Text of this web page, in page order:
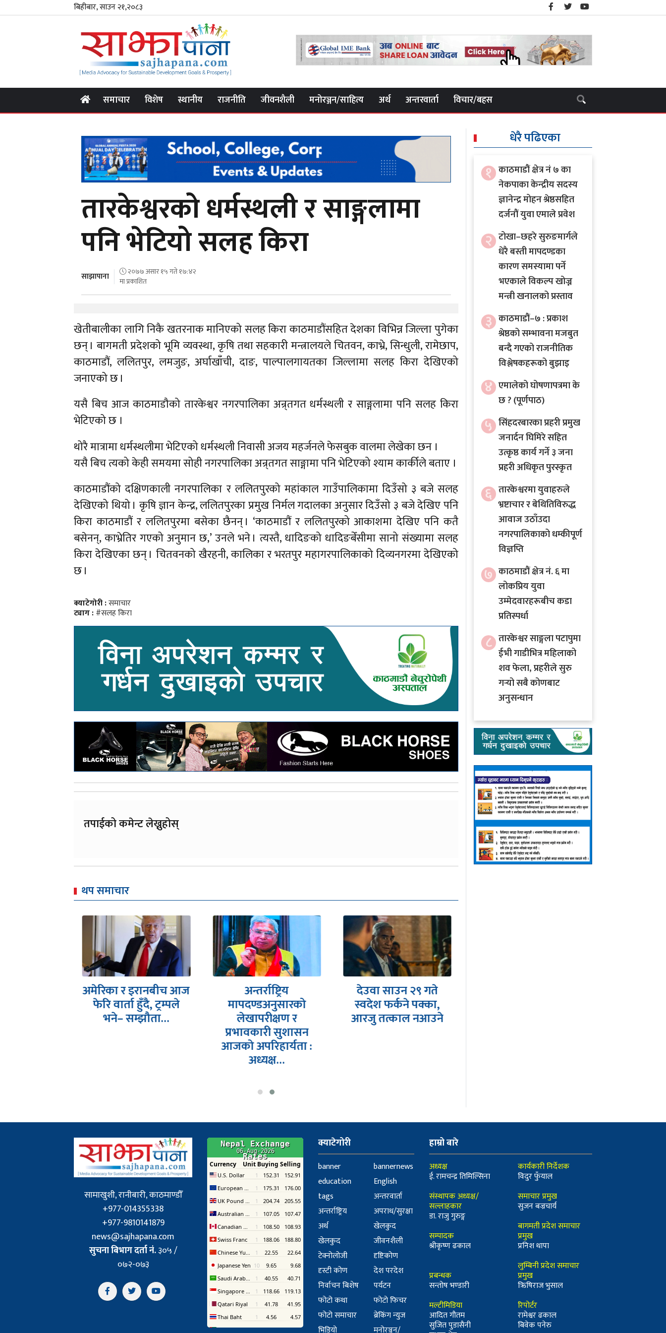
बिहीबार, साउन २१,२०८३
समाचार विशेष स्थानीय राजनीति जीवनशैली मनोरञ्जन/साहित्य अर्थ अन्तरवार्ता विचार/बहस
तारकेश्वरको धर्मस्थली र साङ्गलामा
पनि भेटियो सलह किरा
साझापाना
२०७७ असार १५ गते १७:४२
मा प्रकाशित
खेतीबालीका लागि निकै खतरनाक मानिएको सलह किरा काठमाडौंसहित देशका विभिन्न जिल्ला पुगेका
छन् । बागमती प्रदेशको भूमि व्यवस्था, कृषि तथा सहकारी मन्त्रालयले चितवन, काभ्रे, सिन्धुली, रामेछाप,
काठमाडौं, ललितपुर, लमजुङ, अर्घाखाँची, दाङ, पाल्पालगायतका जिल्लामा सलह किरा देखिएको
जनाएको छ ।
यसै बिच आज काठमाडौको तारकेश्वर नगरपालिका अन्र्तगत धर्मस्थली र साङ्गलामा पनि सलह किरा
भेटिएको छ ।
थोरै मात्रामा धर्मस्थलीमा भेटिएको धर्मस्थली निवासी अजय महर्जनले फेसबुक वालमा लेखेका छन ।
यसै बिच त्यको केही समयमा सोही नगरपालिका अन्र्तगत साङ्गामा पनि भेटिएको श्याम कार्कीले बताए ।
काठमाडौंको दक्षिणकाली नगरपालिका र ललितपुरको महांकाल गाउँपालिकामा दिउँसो ३ बजे सलह
देखिएको थियो । कृषि ज्ञान केन्द्र, ललितपुरका प्रमुख निर्मल गदालका अनुसार दिउँसो ३ बजे देखिए पनि
किरा काठमाडौं र ललितपुरमा बसेका छैनन् । ‘काठमाडौं र ललितपुरको आकाशमा देखिए पनि कतै
बसेनन्, काभ्रेतिर गएको अनुमान छ,’ उनले भने । त्यस्तै, धादिङको धादिङबेँसीमा सानो संख्यामा सलह
किरा देखिएका छन् । चितवनको खैरहनी, कालिका र भरतपुर महागरपालिकाको दिव्यनगरमा देखिएको
छ ।
क्याटेगोरी :समाचार
ट्याग :#सलह किरा
तपाईको कमेन्ट लेख्नुहोस्
थप समाचार
अमेरिका र इरानबीच आज
फेरि वार्ता हुँदै, ट्रम्पले
भने– सम्झौता…
अन्तर्राष्ट्रिय
मापदण्डअनुसारको
लेखापरीक्षण र
प्रभावकारी सुशासन
आजको अपरिहार्यता :
अध्यक्ष…
देउवा साउन २९ गते
स्वदेश फर्कने पक्का,
आरजु तत्काल नआउने
धेरै पढिएका
१ काठमाडौं क्षेत्र नं ७ का
नेकपाका केन्द्रीय सदस्य
ज्ञानेन्द्र मोहन श्रेष्ठसहित
दर्जनौं युवा एमाले प्रवेश
२ टोखा–छहरे सुरुङमार्गले
धेरै बस्ती मापदण्डका
कारण समस्यामा पर्ने
भएकाले विकल्प खोज्न
मन्त्री खनालको प्रस्ताव
३ काठमाडौं–७ : प्रकाश
श्रेष्ठको सम्भावना मजबुत
बन्दै गएको राजनीतिक
विश्लेषकहरूको बुझाइ
४ एमालेको घोषणापत्रमा के
छ ? (पूर्णपाठ)
५ सिंहदरबारका प्रहरी प्रमुख
जनार्दन घिमिरे सहित
उत्कृष्ठ कार्य गर्ने ३ जना
प्रहरी अधिकृत पुरस्कृत
६ तारकेश्वरमा युवाहरुले
भ्रष्टाचार र बेथितिविरुद्ध
आवाज उठाँउदा
नगरपालिकाको धम्कीपूर्ण
विज्ञप्ति
७ काठमाडौं क्षेत्र नं. ६ मा
लोकप्रिय युवा
उम्मेदवारहरूबीच कडा
प्रतिस्पर्धा
८ तारकेश्वर साङ्गला पटापुमा
ईभी गाडीभित्र महिलाको
शव फेला, प्रहरीले सुरु
गर्‍यो सबै कोणबाट
अनुसन्धान
सामाखुशी, रानीबारी, काठमाण्डौँ
+977-014355338
+977-9810141879
news@sajhapana.com
सुचना बिभाग दर्ता नं.३०५ /
०७२-०७३
क्याटेगोरी
banner
bannernews
education
English
tags
अन्तरवार्ता
अन्तर्राष्ट्रिय
अपराध/सुरक्षा
अर्थ
खेलकुद
खेलकुद
जीवनशैली
टेक्नोलोजी
दृष्टिकोण
दृस्टी कोण
देश परदेश
निर्वाचन बिशेष
पर्यटन
फोटो कथा
फोटो फिचर
फोटो समाचार
ब्रेकिंग न्युज
भिडियो
मनोरञ्जन/
हाम्रो बारे
अध्यक्ष
ई. रामचन्द्र तिमिल्सिना
संस्थापक अध्यक्ष/
सल्लाहकार
डा. राजु गुरुङ्ग
सम्पादक
श्रीकृष्ण ढकाल
प्रबन्धक
सन्तोष भण्डारी
मल्टीमिडिया
आदित गौतम
सुजित पुडासैनी
कार्यकारी निर्देशक
विदुर फुँयाल
समाचार प्रमुख
सुजन बज्रचार्य
बागमती प्रदेश समाचार
प्रमुख
प्रनिश थापा
लुम्बिनी प्रदेश समाचार
प्रमुख
ऋिषिराज भुसाल
रिपोर्टर
रामेश्वर ढकाल
बिवेक पनेरु